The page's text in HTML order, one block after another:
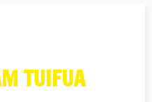
TUIFUA